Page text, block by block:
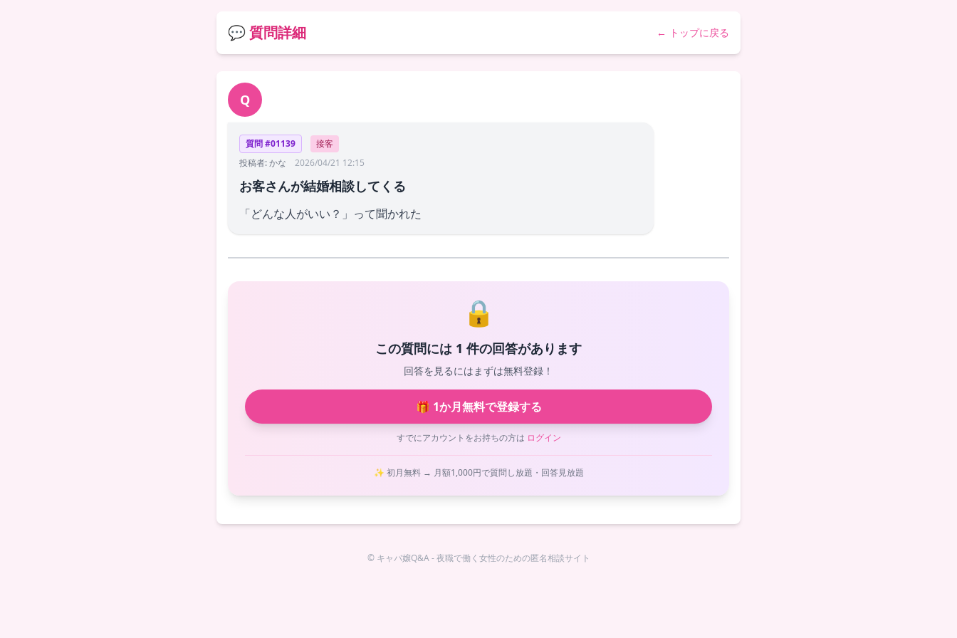
💬 質問詳細 ← トップに戻る
Q
質問 #01139
接客
投稿者: かな
2026/04/21 12:15
お客さんが結婚相談してくる
「どんな人がいい？」って聞かれた
🔒
この質問には 1 件の回答があります
回答を見るにはまずは無料登録！
🎁 1か月無料で登録する
すでにアカウントをお持ちの方は ログイン
✨ 初月無料 → 月額1,000円で質問し放題・回答見放題
© キャバ嬢Q&A - 夜職で働く女性のための匿名相談サイト